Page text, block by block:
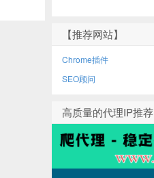
【推荐网站】
Chrome插件
SEO顾问
高质量的代理IP推荐